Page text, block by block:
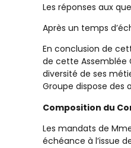
Les réponses aux
Après un temps
En conclusion de
de cette Assemblée
diversité de ses
Groupe dispose des
Composition du
Les mandats de
échéance à l’issue